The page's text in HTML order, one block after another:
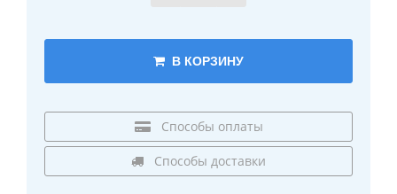
В КОРЗИНУ
Способы оплаты
Способы доставки